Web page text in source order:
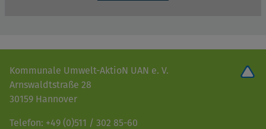
Kommunale Umwelt-AktioN UAN e. V.
Arnswaldtstraße 28
30159 Hannover
Telefon: +49 (0)511 / 302 85-60